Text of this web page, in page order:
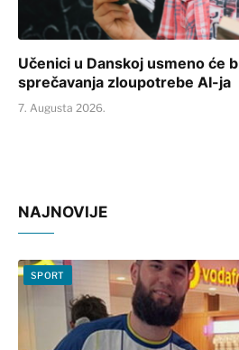
Učenici u Danskoj usmeno će
sprečavanja zloupotrebe AI-ja
7. Augusta 2026.
NAJNOVIJE
SPORT